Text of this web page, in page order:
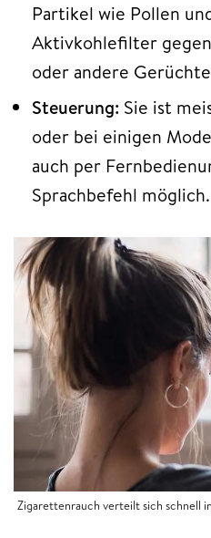
Partikel wie Pollen
Aktivkohlefilter
oder andere
Steuerung: Sie ist
oder bei einigen
auch per
Sprachbefehl möglich.
Zigarettenrauch verteilt sich schnell